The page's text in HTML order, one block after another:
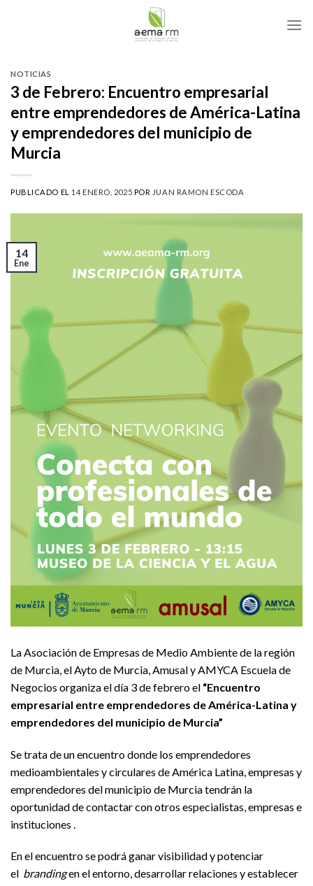
NOTICIAS
3 de Febrero: Encuentro empresarial
entre emprendedores de América-Latina
y emprendedores del municipio de
Murcia
PUBLICADO EL 14 ENERO, 2025 POR JUAN RAMON ESCODA
14
Ene
La Asociación de Empresas de Medio Ambiente de la región
de Murcia, el Ayto de Murcia, Amusal y AMYCA Escuela de
Negocios organiza el día 3 de febrero el “Encuentro
empresarial entre emprendedores de América-Latina y
emprendedores del municipio de Murcia”
Se trata de un encuentro donde los emprendedores
medioambientales y circulares de América Latina, empresas y
emprendedores del municipio de Murcia tendrán la
oportunidad de contactar con otros especialistas, empresas e
instituciones .
En el encuentro se podrá ganar visibilidad y potenciar
el brandingen el entorno, desarrollar relaciones y establecer